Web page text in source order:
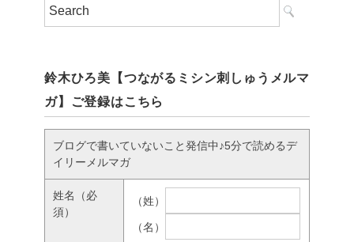
鈴木ひろ美【つながるミシン刺しゅうメルマ
ガ】ご登録はこちら
ブログで書いていないこと発信中♪5分で読めるデ
イリーメルマガ
姓名
（必
須）
（姓）
（名）